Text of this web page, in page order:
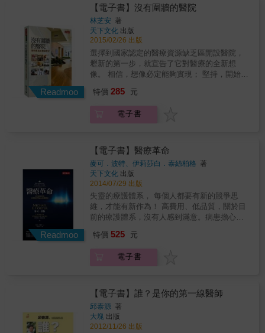
布吉納法索的古都古醫院嘗試一項從無到有的
創舉：打造重症加護病房（ICU）。之所以要這
麼做，是因為若沒有加護病房的後援、續命照
護，即便真有「神醫」成功完成手術，病人的
性命仍難以保全。 看見問題，尋求解決之道，
似乎十分理所當然。然而，援外醫療的特殊性
質，讓這件事依舊存有疑慮：這時興建加護病
醫療費用嗎？ 諸如此類的考量，在在告訴我
地需求。 人生因挑戰而精采，本書透過王馨儀
員得照顧的病人越來越多，每個人能被分配到
的資源變得稀少又難得，這些問題該怎麼解
決？ & 如果能夠徹底運用AI 的偵測、預測與預
防的技術，就有機會解決長照及其他醫療的重
大問題。AI 已成為醫療必要的基礎建設，投資
AI 就是投資自己和子子孫孫健康的未來。 & 這
本書將帶你認識醫療AI和你有什麼關係？了解
最新的醫療ＡＩ科技，是你未來健康的保障。
& 本書特色 & 1.全台第一本討論醫療AI趨勢專
來自醫療第一線的觀察，實屬難得。 2.作者李
友專同時擁有醫學與資訊雙項專業，20~30年前
成多項國際合作並屢獲殊榮肯定，其影響力不
言可喻。 3.每個章節可獨立成篇閱讀，對於不
熟悉醫療AI領域的一般讀者，不會有閱讀壓
力。文末的「醫療AI討論區」專欄也提出更多
個人觀點與觀察。
Readmoo
【電子書】沒有圍牆的醫院
林芝安 著
天下文化 出版
2015/02/26 出版
選擇到國家認定的醫療資源缺乏區開設醫院，
壢新的第一步，就宣告了它對醫療的全新想
像。 相信，想像必定能夠實現； 堅持，開始就
質到經營方向、照護領域&hellip;&hellip; 一一
從社區到國際、從義診到義築&hellip;&hellip;
社區醫院，改寫台灣醫療史！ 選擇到國家認定
的醫療資源缺乏區開設醫院， 壢新的第一步，
就宣告了它對醫療的全新想像。 相信，想像必
定能夠實現； 堅持，開始就不輕易停止。 從醫
護成員、醫院使命、服務品質到經營方向、照
護領域&hellip;&hellip; 一一打破台灣醫界的思
考和模式。 一間社區醫院， 從社區到國際、從
義診到義築&hellip;&hellip; 從台灣到亞洲，壢
新團隊締造許許多多的「第一」。 1995年元
創立壢新醫院。二十年間，他們走出醫院圍
牆，深入社區，成立全台第一個社區醫療群；
場，不但為台灣防疫工作把關，同時也幫助桃
園機場成為亞洲第一個健康促進機場。 更進一
步，壢新團隊走出台灣，在上海這個醫療收費
低、民眾有大陸醫保的激烈競爭環境下，開設
私人醫院，壢新創院院長張煥禎，更以上海禾
特價 285 元
電子書
Readmoo
【電子書】醫療革命
麥可．波特、伊莉莎白．泰絲柏格 著
天下文化 出版
2014/07/29 出版
失靈的療護體系， 每個人都要有新的競爭思
維，才能有新作為！ 高費用、低品質，關於目
前的療護體系，沒有人感到滿意。病患擔心保
的保費與不滿的員工；醫生與其他醫療提供 者
與書面作業加重日常工作；健康照護計畫老是
責；政府也不高興，因為預算失去控制。 幾十
年來的醫療改革已經無法改善情況，反而更加
惡化。對於健康照護體系，我們需要新的思考
方式。 在本書中，國際知名的策略專家麥可．
特價 525 元
電子書
【電子書】誰？是你的第一線醫師
邱泰源 著
大塊 出版
2012/11/26 出版